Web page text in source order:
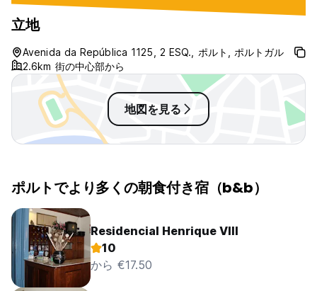
立地
Avenida da República 1125, 2 ESQ., ポルト, ポルトガル
2.6km 街の中心部から
地図を見る
ポルトでより多くの朝食付き宿（b&b）
Residencial Henrique VIII
10
から €17.50